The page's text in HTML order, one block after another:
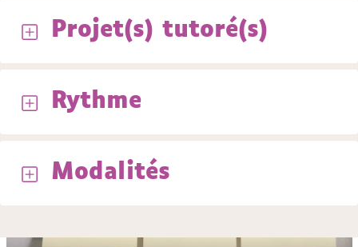
Projet(s) tutoré(s)
Rythme
Modalités